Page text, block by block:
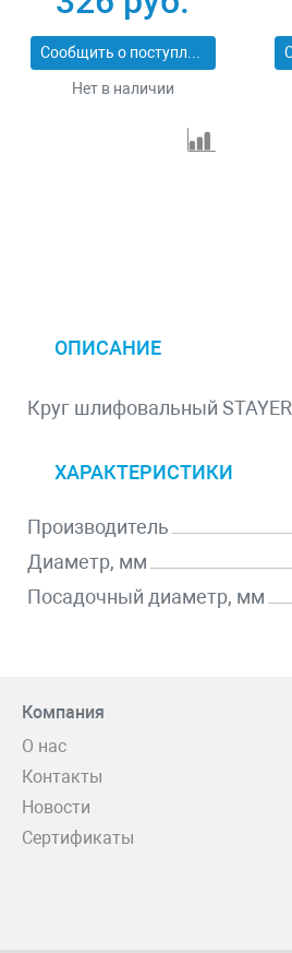
Сообщить о поступлении
Нет в наличии
ОПИСАНИЕ
Круг шлифовальный
ХАРАКТЕРИСТИКИ
Производитель
Диаметр, мм
Посадочный диаметр, мм
Компания
О нас
Контакты
Новости
Сертификаты